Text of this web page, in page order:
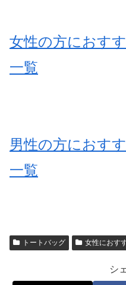
女性の方におす
一覧
男性の方におす
一覧
トートバッグ 女性におす
シ